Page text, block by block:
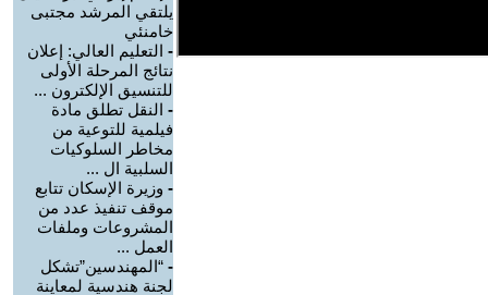
يلتقي المرشد مجتبى
خامنئي
- التعليم العالي: إعلان
نتائج المرحلة الأولى
للتنسيق الإلكترون ...
- النقل تطلق مادة
فيلمية للتوعية من
مخاطر السلوكيات
السلبية ال ...
- وزيرة الإسكان تتابع
موقف تنفيذ عدد من
المشروعات وملفات
العمل ...
- “المهندسين”تشكل
لجنة هندسية لمعاينة